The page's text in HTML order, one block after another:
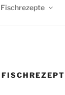
Fischrezepte